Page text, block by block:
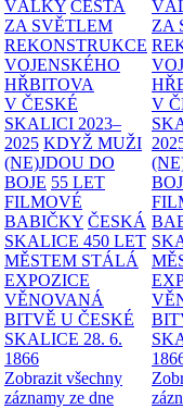
VÁLKY CESTA
ZA SVĚTLEM
REKONSTRUKCE
VOJENSKÉHO
HŘBITOVA
V ČESKÉ
SKALICI 2023–
2025 KDYŽ MUŽI
(NE)JDOU DO
BOJE 55 LET
FILMOVÉ
BABIČKY ČESKÁ
SKALICE 450 LET
MĚSTEM STÁLÁ
EXPOZICE
VĚNOVANÁ
BITVĚ U ČESKÉ
SKALICE 28. 6.
1866
Zobrazit všechny
záznamy ze dne
ZA
V